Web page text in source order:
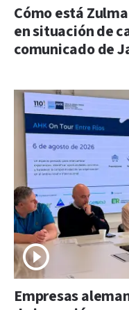
Cómo está
en situación de
comunicado de
Empresas